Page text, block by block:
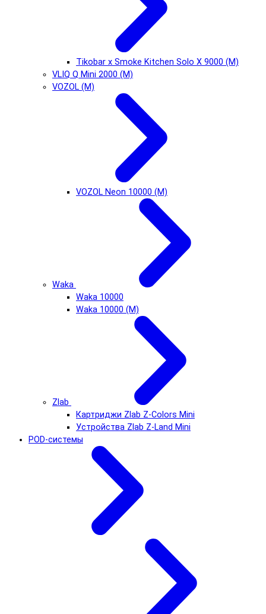
Tikobar x Smoke Kitchen Solo X 9000 (М)
VLIQ Q Mini 2000 (М)
VOZOL (М)
VOZOL Neon 10000 (М)
Waka
Waka 10000
Waka 10000 (М)
Zlab
Картриджи Zlab Z-Colors Mini
Устройства Zlab Z-Land Mini
POD-системы